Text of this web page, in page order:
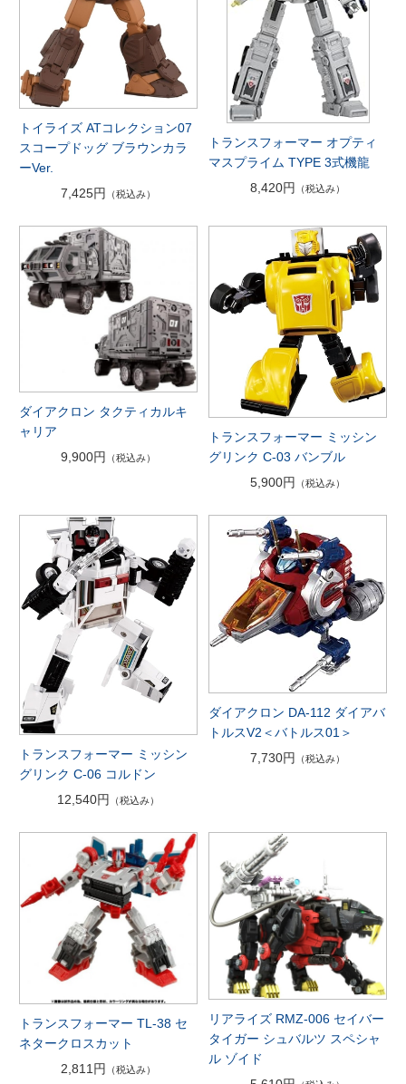
トイライズ ATコレクション07
スコープドッグ ブラウンカラ
ーVer.
7,425円
（税込み）
トランスフォーマー オプティ
マスプライム TYPE 3式機龍
8,420円
（税込み）
ダイアクロン タクティカルキ
ャリア
9,900円
（税込み）
トランスフォーマー ミッシン
グリンク C-03 バンブル
5,900円
（税込み）
トランスフォーマー ミッシン
グリンク C-06 コルドン
12,540円
（税込み）
ダイアクロン DA-112 ダイアバ
トルスV2＜バトルス01＞
7,730円
（税込み）
トランスフォーマー TL-38 セ
ネタークロスカット
2,811円
（税込み）
リアライズ RMZ-006 セイバー
タイガー シュバルツ スペシャ
ル ゾイド